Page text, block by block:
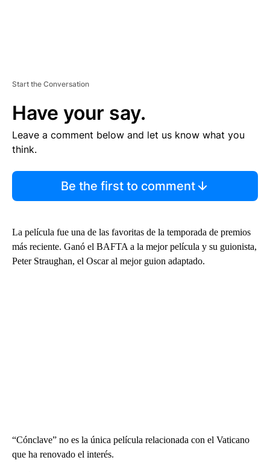
Start the Conversation
Have your say.
Leave a comment below and let us know what you
think.
Be the first to comment
La película fue una de las favoritas de la temporada de premios
más reciente. Ganó el BAFTA a la mejor película y su guionista,
Peter Straughan, el Oscar al mejor guion adaptado.
“Cónclave” no es la única película relacionada con el Vaticano
que ha renovado el interés.